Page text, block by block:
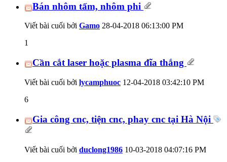
Bán nhôm tấm, nhôm phi
Viết bài cuối bởi Gamo 28-04-2018 06:13:00 PM
1
Cần cắt laser hoặc plasma đĩa thắng
Viết bài cuối bởi lycamphuoc 12-04-2018 03:42:10 PM
6
Gia công cnc, tiện cnc, phay cnc tại Hà Nội
Viết bài cuối bởi duclong1986 10-03-2018 04:07:16 PM